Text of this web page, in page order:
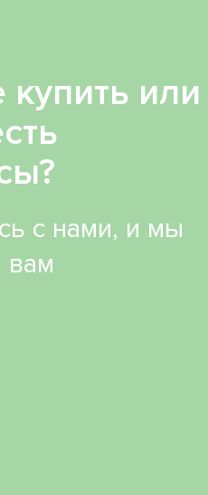
купить или
с нами, и мы